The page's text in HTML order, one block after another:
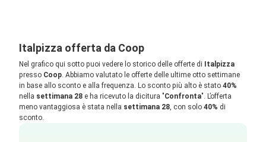
Italpizza offerta da Coop
Nel grafico qui sotto puoi vedere lo storico delle offerte di Italpizza
presso Coop . Abbiamo valutato le offerte delle ultime otto settimane
in base allo sconto e alla frequenza. Lo sconto più alto è stato 40%
nella settimana 28 e ha ricevuto la dicitura "Confronta". L’offerta
meno vantaggiosa è stata nella settimana 28 , con solo 40% di
sconto.